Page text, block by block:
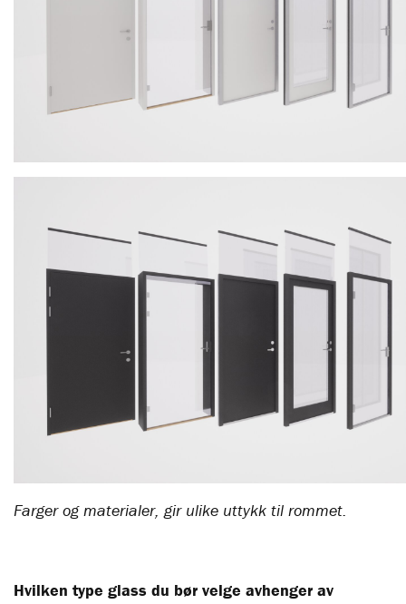
Farger og materialer, gir ulike uttykk til rommet.
Hvilken type glass du bør velge avhenger av